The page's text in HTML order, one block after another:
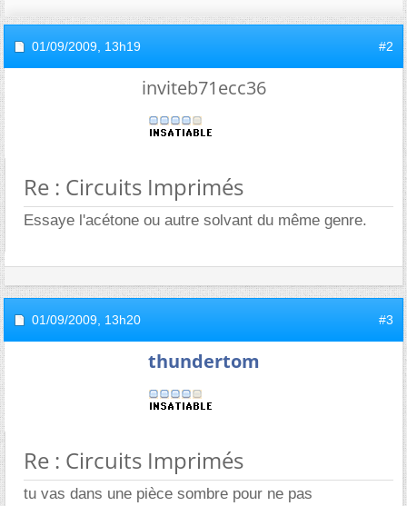
01/09/2009, 13h19 #2
inviteb71ecc36
Re : Circuits Imprimés
Essaye l'acétone ou autre solvant du même genre.
01/09/2009, 13h20 #3
thundertom
Re : Circuits Imprimés
tu vas dans une pièce sombre pour ne pas